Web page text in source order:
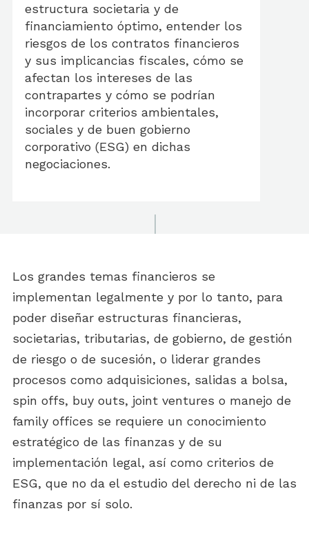
estructura societaria y de
financiamiento óptimo, entender los
riesgos de los contratos financieros
y sus implicancias fiscales, cómo se
afectan los intereses de las
contrapartes y cómo se podrían
incorporar criterios ambientales,
sociales y de buen gobierno
corporativo (ESG) en dichas
negociaciones.
Los grandes temas financieros se
implementan legalmente y por lo tanto, para
poder diseñar estructuras financieras,
societarias, tributarias, de gobierno, de gestión
de riesgo o de sucesión, o liderar grandes
procesos como adquisiciones, salidas a bolsa,
spin offs, buy outs, joint ventures o manejo de
family offices se requiere un conocimiento
estratégico de las finanzas y de su
implementación legal, así como criterios de
ESG, que no da el estudio del derecho ni de las
finanzas por sí solo.